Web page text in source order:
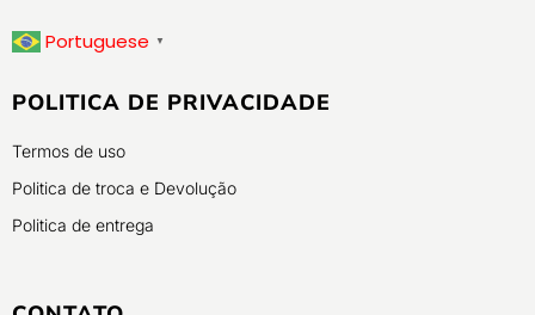
Portuguese ▼
POLITICA DE PRIVACIDADE
Termos de uso
Politica de troca e Devolução
Politica de entrega